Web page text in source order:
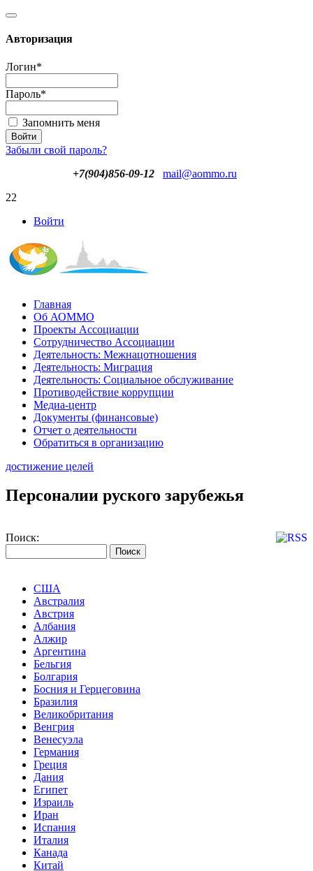
Авторизация
Логин*
Пароль*
Запомнить меня
Забыли свой пароль?
+7(904)856-09-12
mail@aommo.ru
22
Войти
Главная
Об АОММО
Проекты Ассоциации
Сотрудничество Ассоциации
Деятельность: Межнацотношения
Деятельность: Миграция
Деятельность: Социальное обслуживание
Противодействие коррупции
Медиа-центр
Документы (финансовые)
Отчет о деятельности
Обратиться в организацию
достижение целей
Персоналии руского зарубежья
Поиск:
США
Австралия
Австрия
Албания
Алжир
Аргентина
Бельгия
Болгария
Босния и Герцеговина
Бразилия
Великобритания
Венгрия
Венесуэла
Германия
Греция
Дания
Египет
Израиль
Иран
Испания
Италия
Канада
Китай